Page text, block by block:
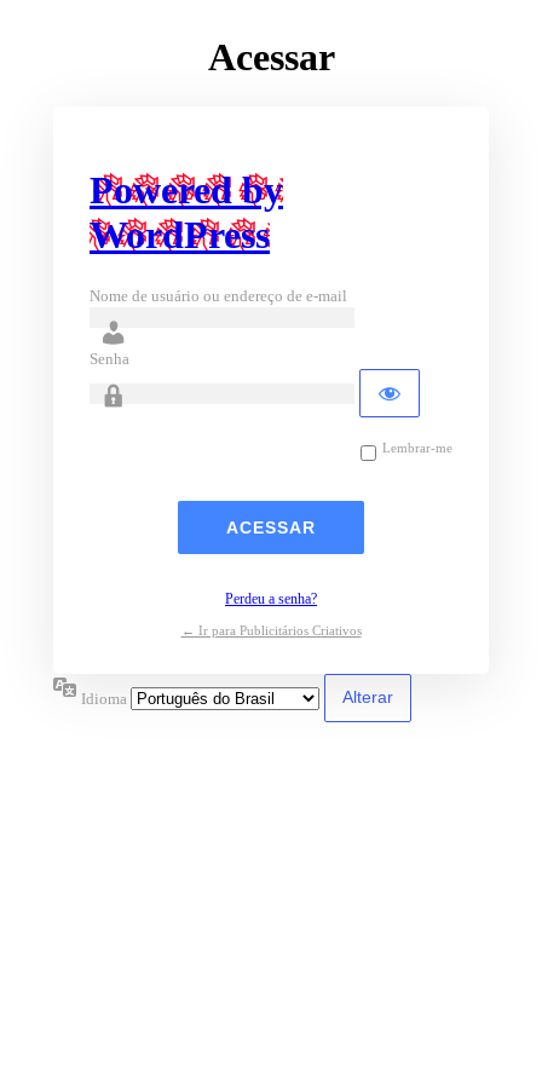
Acessar
Powered by
WordPress
Nome de usuário ou endereço de e-mail
Senha
Lembrar-me
Perdeu a senha?
← Ir para Publicitários Criativos
Idioma